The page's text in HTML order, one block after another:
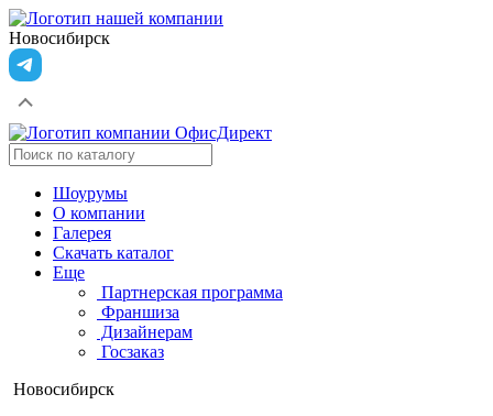
Новосибирск
Шоурумы
О компании
Галерея
Скачать каталог
Еще
Партнерская программа
Франшиза
Дизайнерам
Госзаказ
Новосибирск